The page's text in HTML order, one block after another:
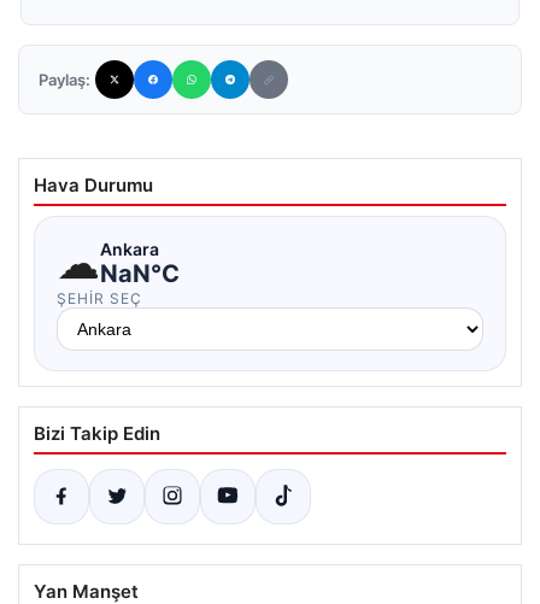
Paylaş:
Hava Durumu
☁Ankara
NaN°C
ŞEHIR SEÇ
Bizi Takip Edin
Yan Manşet